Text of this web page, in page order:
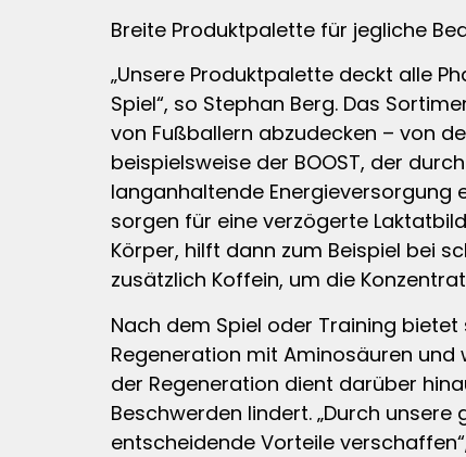
Breite Produktpalette für jegliche
„Unsere Produktpalette deckt alle
Spiel“, so Stephan Berg. Das
von Fußballern abzudecken – von
beispielsweise der BOOST, der
langanhaltende Energieversorgung
sorgen für eine verzögerte
Körper, hilft dann zum Beispiel bei
zusätzlich Koffein, um die
Nach dem Spiel oder Training bietet
Regeneration mit Aminosäuren
der Regeneration dient darüber
Beschwerden lindert. „Durch
entscheidende Vorteile